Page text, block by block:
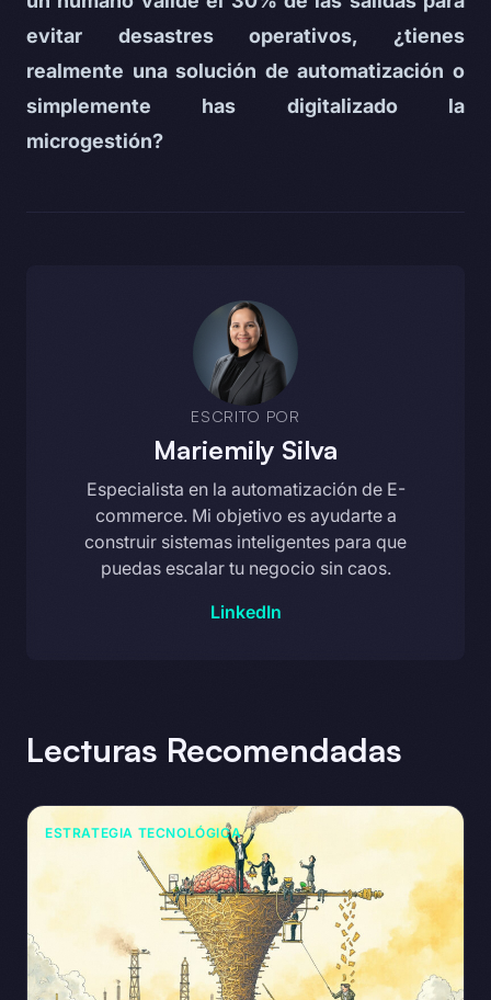
evitar desastres operativos, ¿tienes
realmente una solución de automatización o
simplemente has digitalizado la
microgestión?
ESCRITO POR
Mariemily Silva
Especialista en la automatización de E-
commerce. Mi objetivo es ayudarte a
construir sistemas inteligentes para que
puedas escalar tu negocio sin caos.
LinkedIn
Lecturas Recomendadas
ESTRATEGIA TECNOLÓGICA